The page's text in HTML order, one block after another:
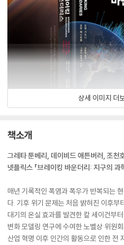
상세 이미지 더
책소개
그레타 툰베리, 데이비드 애튼버러, 조천
넷플릭스 「브레이킹 바운더리: 지구의 과
매년 기록적인 폭염과 폭우가 반복되는
다. 기후 위기 문제는 처음 밝혀진 이후부
대기의 온실 효과를 발견한 칼 세이건부
변화 모델링 연구에 수여한 노벨상 위원
산업 혁명 이후 인간의 활동으로 인한 전